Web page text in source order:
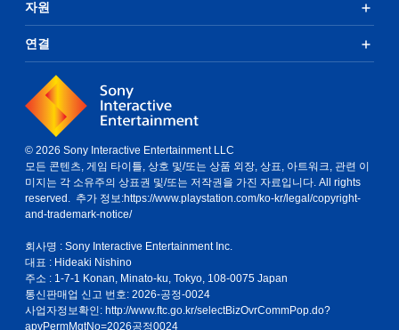
자원
연결
© 2026 Sony Interactive Entertainment LLC
모든 콘텐츠, 게임 타이틀, 상호 및/또는 상품 외장, 상표, 아트워크, 관련 이
미지는 각 소유주의 상표권 및/또는 저작권을 가진 자료입니다. All rights
reserved. 추가 정보:https://www.playstation.com/ko-kr/legal/copyright-
and-trademark-notice/
회사명 : Sony Interactive Entertainment Inc.
대표 : Hideaki Nishino
주소 : 1-7-1 Konan, Minato-ku, Tokyo, 108-0075 Japan
통신판매업 신고 번호: 2026-공정-0024
사업자정보확인: http://www.ftc.go.kr/selectBizOvrCommPop.do?
apvPermMgtNo=2026공정0024